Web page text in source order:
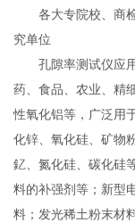
各大专院校、商检
究单位
孔隙率测试仪应用
药、食品、农业、精
性氧化铝等，广泛用
化锌、氧化硅、矿物
釔、氮化硅、碳化硅
料的补强剂等；新型
料；发光稀土粉末材